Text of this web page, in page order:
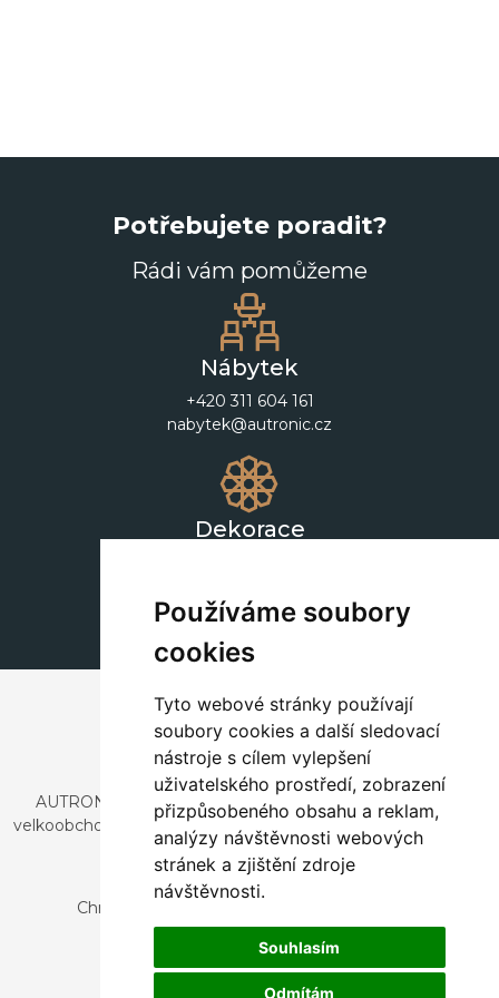
Používáme soubory
cookies
Tyto webové stránky používají
soubory cookies a další sledovací
nástroje s cílem vylepšení
uživatelského prostředí, zobrazení
přizpůsobeného obsahu a reklam,
analýzy návštěvnosti webových
stránek a zjištění zdroje
návštěvnosti.
Souhlasím
Odmítám
Potřebujete poradit?
Rádi vám pomůžeme
Nábytek
+420 311 604 161
nabytek@autronic.cz
Dekorace
AUTRONIC, s.r.o. je společnost zabývající se dovozem a
velkoobchodním prodejem designového i stylového nábytku
a dekorací.
Česká republika
Chrustenice 270, 267 12 Loděnice u Berouna
Slovensko
Nová 366, 032 02 Závažná Poruba